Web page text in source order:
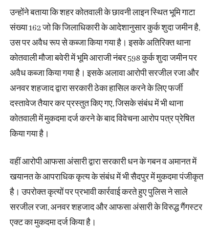
उन्होंने बताया कि शहर कोतवाली के छावनी लाइन स्थित भूमि गाटा
संख्या 162 जो कि जिलाधिकारी के आदेशानुसार कुर्क शुदा जमीन है,
उस पर अवैध रूप से कब्जा किया गया है। इसके अतिरिक्त थाना
कोतवाली मौजा बवेरी में भूमि आराजी नंबर 598 कुर्क शुदा जमीन पर
अवैध कब्जा किया गया है। इसके अलावा आरोपी सरजील रजा और
अनवर शहजाद द्वारा सरकारी ठेका हासिल करने के लिए फर्जी
दस्तावेज तैयार कर प्रस्तुत किए गए, जिसके संबंध में भी थाना
कोतवाली में मुकदमा दर्ज करने के बाद विवेचना आरोप पत्र प्रेषित
किया गया है।
वहीं आरोपी आफसा अंसारी द्वारा सरकारी धन के गबन व अमानत में
खयानत के आपराधिक कृत्य के संबंध में भी सैदपुर में मुकदमा पंजीकृत
है। उपरोक्त कृत्यों पर प्रभावी कार्रवाई करते हुए पुलिस ने साले
सरजील रजा, अनवर शहजाद और आफसा अंसारी के विरुद्ध गैंगस्टर
एक्ट का मुकदमा दर्ज किया है।